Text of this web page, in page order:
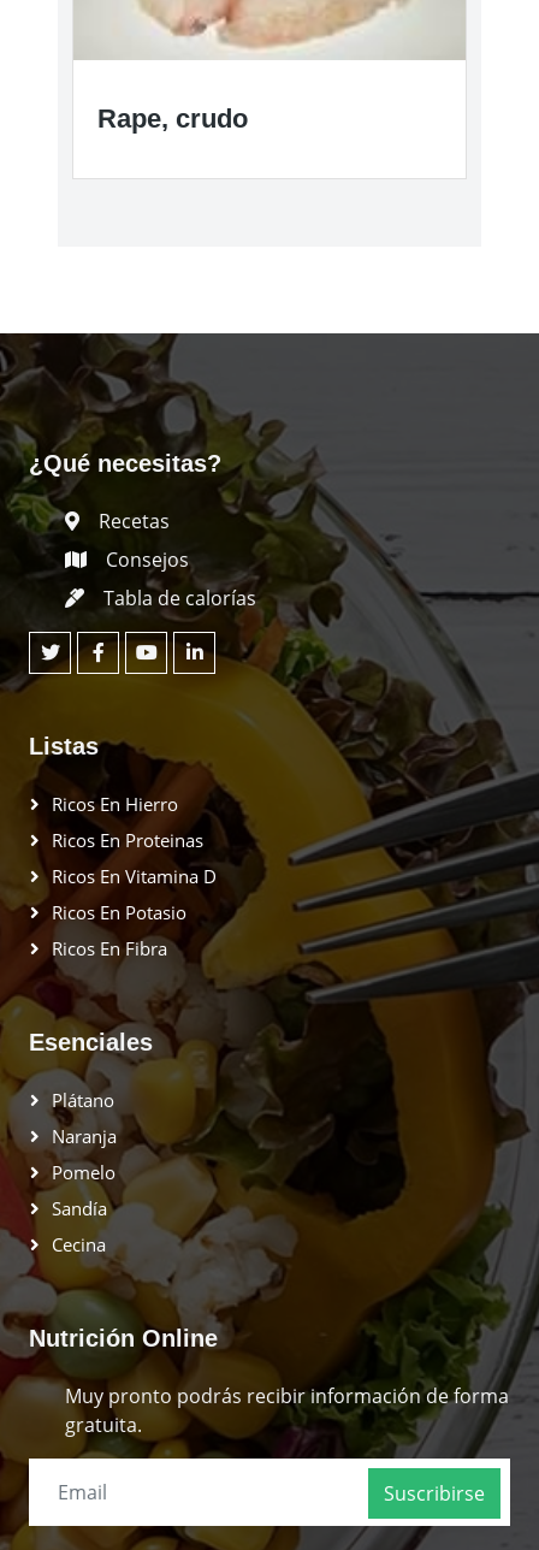
Rape, crudo
¿Qué necesitas?
Recetas
Consejos
Tabla de calorías
Listas
Ricos En Hierro
Ricos En Proteinas
Ricos En Vitamina D
Ricos En Potasio
Ricos En Fibra
Esenciales
Plátano
Naranja
Pomelo
Sandía
Cecina
Nutrición Online
Muy pronto podrás recibir información de forma
gratuita.
Suscribirse